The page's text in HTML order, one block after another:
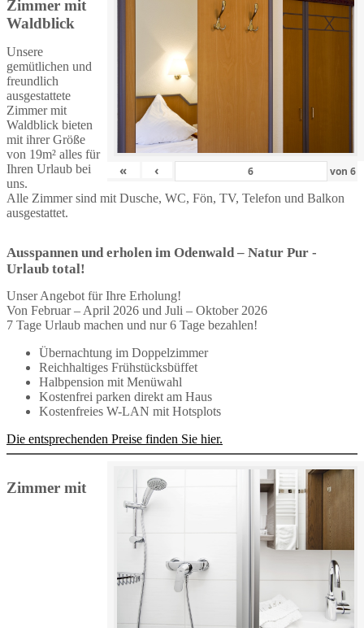
« ‹ von 6
Zimmer mit
Waldblick
Unsere
gemütlichen und
freundlich
ausgestattete
Zimmer mit
Waldblick bieten
mit ihrer Größe
von 19m² alles für
Ihren Urlaub bei
uns.
Alle Zimmer sind mit Dusche, WC, Fön, TV, Telefon und Balkon
ausgestattet.
Ausspannen und erholen im Odenwald – Natur Pur -
Urlaub total!
Unser Angebot für Ihre Erholung!
Von Februar – April 2026 und Juli – Oktober 2026
7 Tage Urlaub machen und nur 6 Tage bezahlen!
Übernachtung im Doppelzimmer
Reichhaltiges Frühstücksbüffet
Halbpension mit Menüwahl
Kostenfrei parken direkt am Haus
Kostenfreies W-LAN mit Hotsplots
Die entsprechenden Preise finden Sie hier.
Zimmer mit